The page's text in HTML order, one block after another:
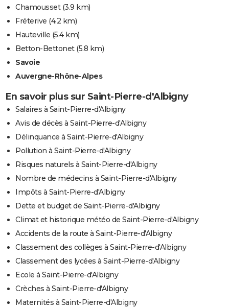
Chamousset(3.9 km)
Fréterive (4.2 km)
Hauteville (5.4 km)
Betton-Bettonet(5.8 km)
Savoie
Auvergne-Rhône-Alpes
En savoir plus sur Saint-Pierre-d'Albigny
Salaires à Saint-Pierre-d'Albigny
Avis de décès à Saint-Pierre-d'Albigny
Délinquance à Saint-Pierre-d'Albigny
Pollution à Saint-Pierre-d'Albigny
Risques naturels à Saint-Pierre-d'Albigny
Nombre de médecins à Saint-Pierre-d'Albigny
Impôts à Saint-Pierre-d'Albigny
Dette et budget de Saint-Pierre-d'Albigny
Climat et historique météo de Saint-Pierre-d'Albigny
Accidents de la route à Saint-Pierre-d'Albigny
Classement des collèges à Saint-Pierre-d'Albigny
Classement des lycées à Saint-Pierre-d'Albigny
Ecole à Saint-Pierre-d'Albigny
Crèches à Saint-Pierre-d'Albigny
Maternités à Saint-Pierre-d'Albigny